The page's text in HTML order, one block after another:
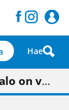
Hae
laatuna lehdessä
valoisa
kaupungissa"